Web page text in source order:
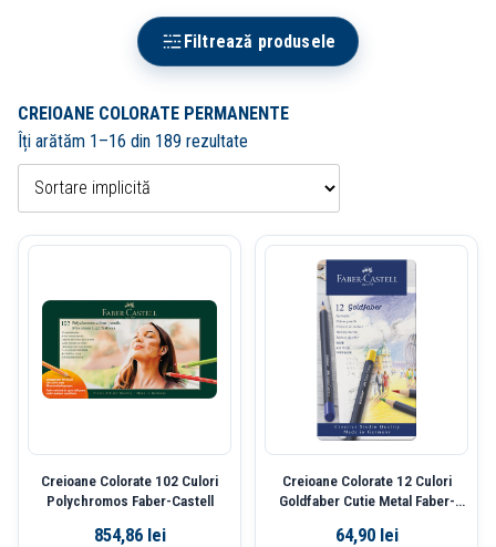
Filtrează produsele
CREIOANE COLORATE PERMANENTE
Îți arătăm 1–16 din 189 rezultate
Creioane Colorate 102 Culori
Polychromos Faber-Castell
854,86 lei
Creioane Colorate 12 Culori
Goldfaber Cutie Metal Faber-
64,90 lei